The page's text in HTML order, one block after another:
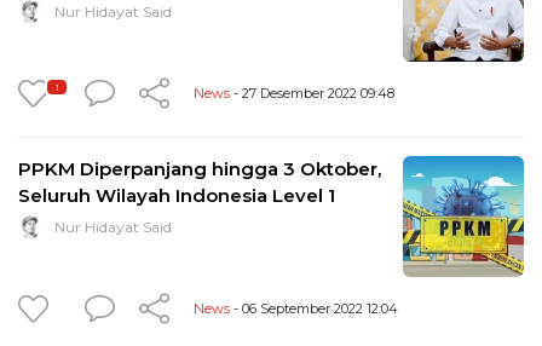
Nur Hidayat Said
1 News - 27 Desember 2022 09:48
PPKM Diperpanjang hingga 3 Oktober,
Seluruh Wilayah Indonesia Level 1
Nur Hidayat Said
News - 06 September 2022 12:04